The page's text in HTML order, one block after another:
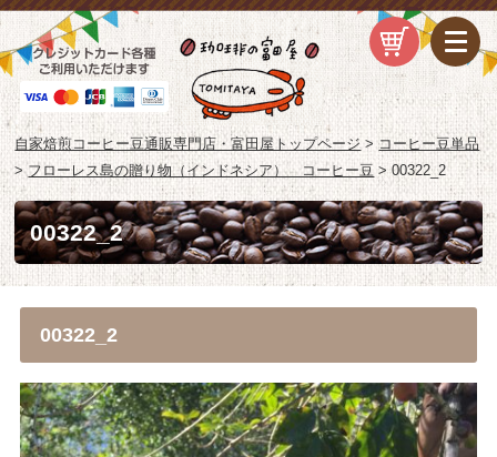
自家焙煎コーヒー豆通販専門店・富田屋トップページ>コーヒー豆単品
>フローレス島の贈り物（インドネシア） コーヒー豆 >00322_2
00322_2
00322_2